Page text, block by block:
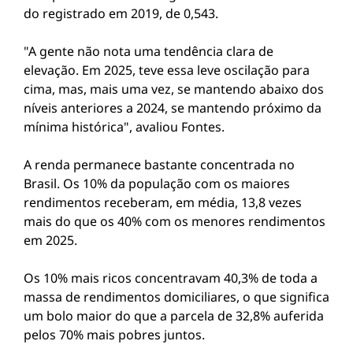
do registrado em 2019, de 0,543.
"A gente não nota uma tendência clara de
elevação. Em 2025, teve essa leve oscilação para
cima, mas, mais uma vez, se mantendo abaixo dos
níveis anteriores a 2024, se mantendo próximo da
mínima histórica", avaliou Fontes.
A renda permanece bastante concentrada no
Brasil. Os 10% da população com os maiores
rendimentos receberam, em média, 13,8 vezes
mais do que os 40% com os menores rendimentos
em 2025.
Os 10% mais ricos concentravam 40,3% de toda a
massa de rendimentos domiciliares, o que significa
um bolo maior do que a parcela de 32,8% auferida
pelos 70% mais pobres juntos.